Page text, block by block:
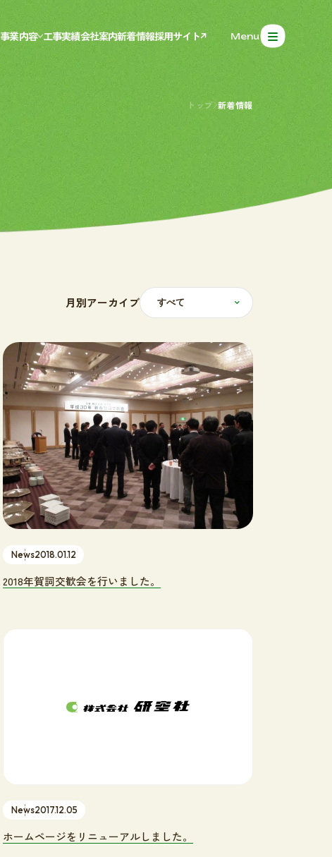
事業内容
空気調和設備工事
給排水衛生設備工
電気設備工事
工事実績会社案内新着情報採用サイト Menu
工事実績
会社案内
プライバシーポリシー
トップ 新着情報
月別アーカイブ
News2018.01.12
2018年賀詞交歓会を行いました。
News2017.12.05
ホームページをリニューアルしました。